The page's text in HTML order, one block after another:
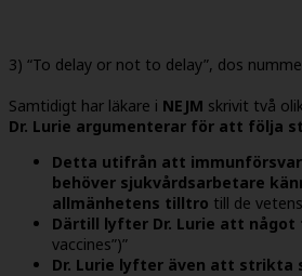
3) “To delay or not to delay”, dos
Samtidigt har läkare i NEJM skrivit två
Dr. Lurie argumenterar för att följa
Detta utifrån att
behöver sjukvårdsarbetare
allmänhetens tilltro till de
Därtill lyfter Dr. Lurie att
vaccines”)”
Dr. Lurie lyfter även att